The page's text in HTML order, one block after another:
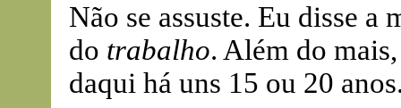
Não se assuste. Eu disse a
do trabalho. Além do
daqui há uns 15 ou 20